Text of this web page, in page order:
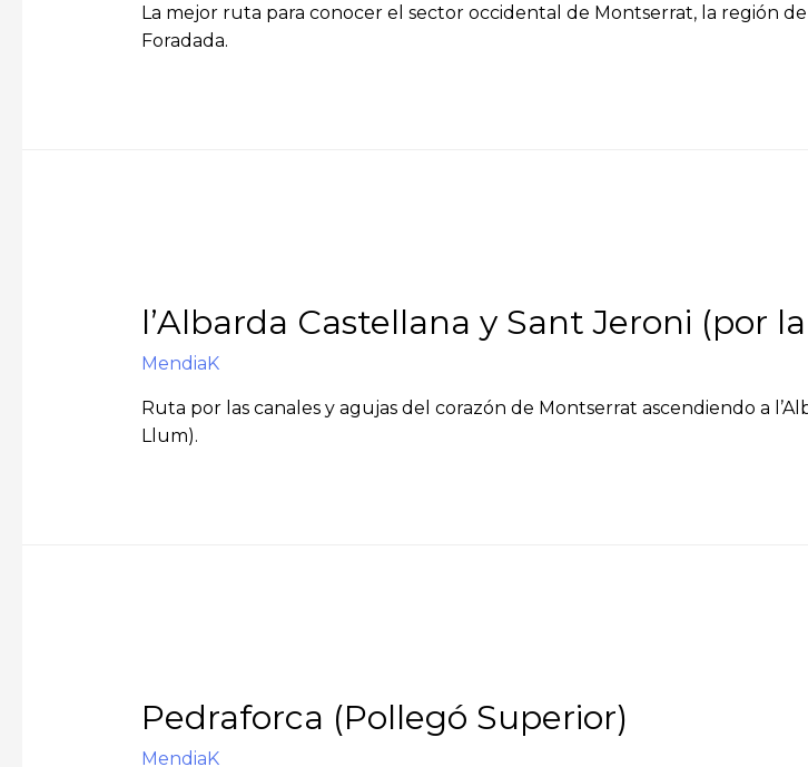
La mejor ruta para conocer el sector occidental de Montserrat, la región
Foradada.
l’Albarda Castellana y Sant Jeroni (por
MendiaK
Ruta por las canales y agujas del corazón de Montserrat ascendiendo a
Llum).
Pedraforca (Pollegó Superior)
MendiaK